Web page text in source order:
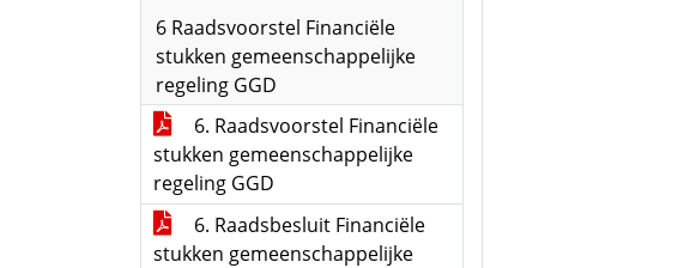
6 Raadsvoorstel Financiële
stukken gemeenschappelijke
regeling GGD
6. Raadsvoorstel Financiële
stukken gemeenschappelijke
regeling GGD
6. Raadsbesluit Financiële
stukken gemeenschappelijke